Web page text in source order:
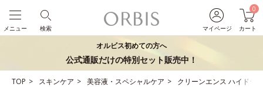
マイページ
0
カート
検索
メニュー
オルビス初めての方へ
公式通販だけの特別セット販売中！
TOP スキンケア 美容液・スペシャルケア クリーンエンス ハイドラ